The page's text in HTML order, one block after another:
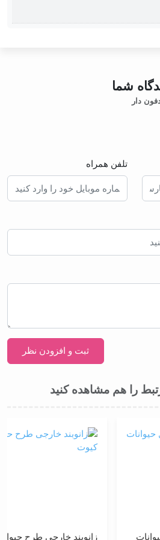
شما
دار
تلفن همراه
را هم مشاهده کنید
زانوبند خارجی طرح